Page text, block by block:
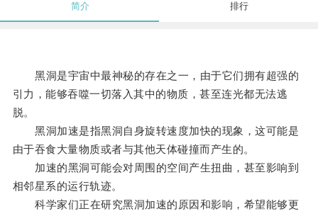
简介 排行
黑洞是宇宙中最神秘的存在之一，由于它们拥有超强的
引力，能够吞噬一切落入其中的物质，甚至连光都无法逃
脱。
黑洞加速是指黑洞自身旋转速度加快的现象，这可能是
由于吞食大量物质或者与其他天体碰撞而产生的。
加速的黑洞可能会对周围的空间产生扭曲，甚至影响到
相邻星系的运行轨迹。
科学家们正在研究黑洞加速的原因和影响，希望能够更